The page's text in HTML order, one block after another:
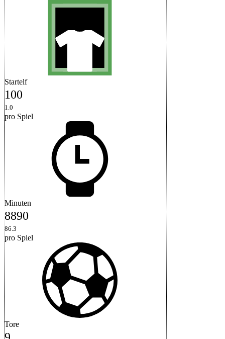
Startelf
100
1.0
pro Spiel
Minuten
8890
86.3
pro Spiel
Tore